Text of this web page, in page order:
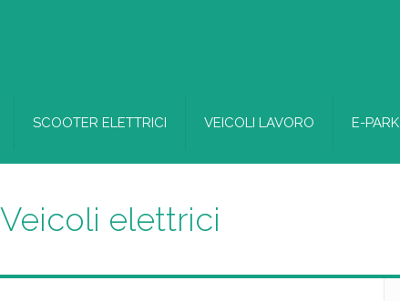
SCOOTER ELETTRICI VEICOLI LAVORO E-PARK
Veicoli elettrici